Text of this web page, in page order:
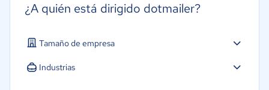
¿A quién está dirigido dotmailer?
Tamaño de empresa
Industrias